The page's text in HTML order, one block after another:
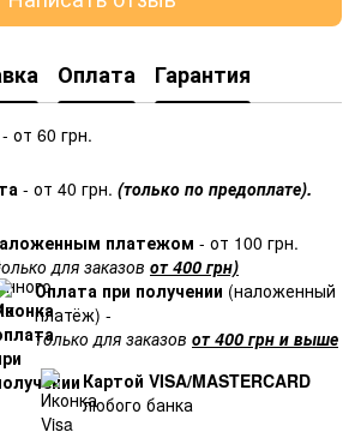
Оплата Гарантия
- от 60 грн.
- от 40 грн. (только по предоплате).
платежом - от 100 грн.
для заказов от 400 грн)
Оплата при получении (наложенный
платёж) -
только для заказов от 400 грн и выше
Картой VISA/MASTERCARD
любого банка